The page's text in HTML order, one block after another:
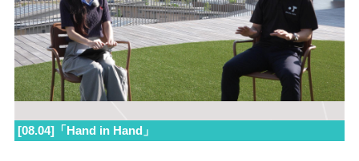
[08.04]「Hand in Hand」